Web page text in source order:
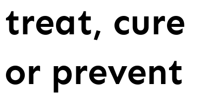
treat, cure
or prevent